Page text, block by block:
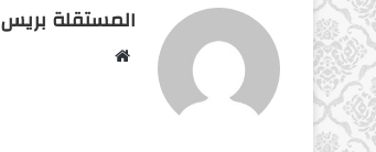
المستقلة بريس